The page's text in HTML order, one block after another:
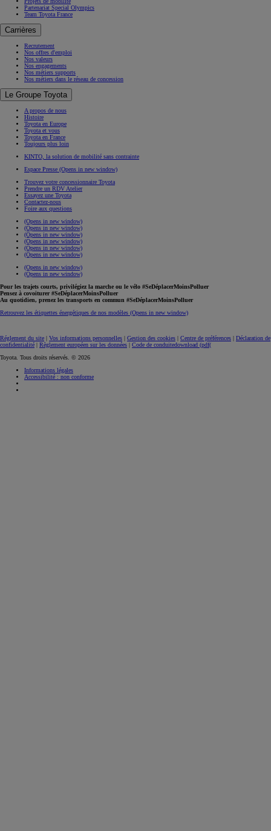
Start Your Impossible
Projets de mobilité
Partenariat Special Olympics
Team Toyota France
Recrutement
Nos offres d'emploi
Nos valeurs
Nos engagements
Nos métiers supports
Nos métiers dans le réseau de concession
A propos de nous
Histoire
Toyota en Europe
Toyota et vous
Toyota en France
Toujours plus loin
KINTO, la solution de mobilité sans contrainte
Espace Presse
(Opens in new window)
Trouvez votre concessionnaire Toyota
Prendre un RDV Atelier
Essayez une Toyota
Contactez-nous
Foire aux questions
(Opens in new window)
(Opens in new window)
(Opens in new window)
(Opens in new window)
(Opens in new window)
(Opens in new window)
(Opens in new window)
(Opens in new window)
Pour les trajets courts, privilégiez la marche ou le vélo #SeDéplacerMoinsPolluer
Pensez à covoiturer #SeDéplacerMoinsPolluer
Au quotidien, prenez les transports en commun #SeDéplacerMoinsPolluer
Réglement du site|Vos informations personnelles| Gestion des cookies|Centre de préférences
confidentialité | Règlement européen sur les données
Toyota. Tous droits réservés. © 2026
Informations légales